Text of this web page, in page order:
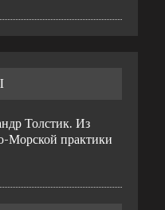
Толстик. Из
Морской практики